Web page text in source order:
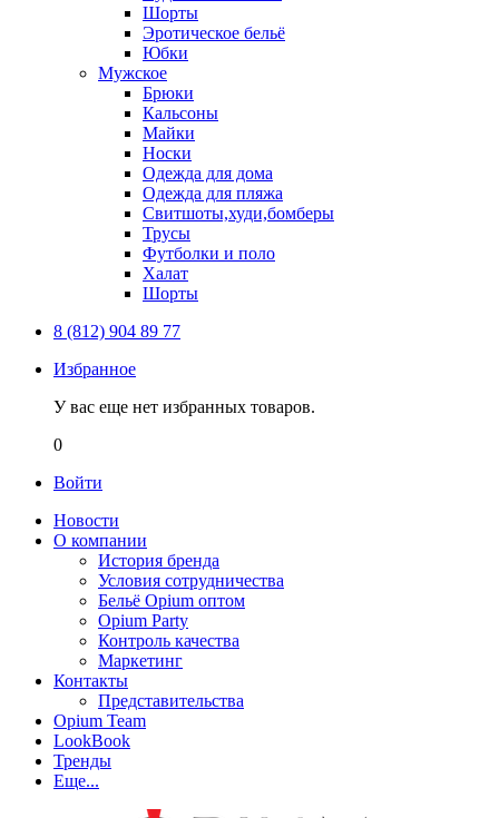
Шорты
Эротическое бельё
Юбки
Мужское
Брюки
Кальсоны
Майки
Носки
Одежда для дома
Одежда для пляжа
Свитшоты,худи,бомберы
Трусы
Футболки и поло
Халат
Шорты
8 (812) 904 89 77
Избранное
У вас еще нет избранных товаров.
0
Войти
Новости
О компании
История бренда
Условия сотрудничества
Бельё Opium оптом
Opium Party
Контроль качества
Маркетинг
Контакты
Представительства
Opium Team
LookBook
Тренды
Еще...